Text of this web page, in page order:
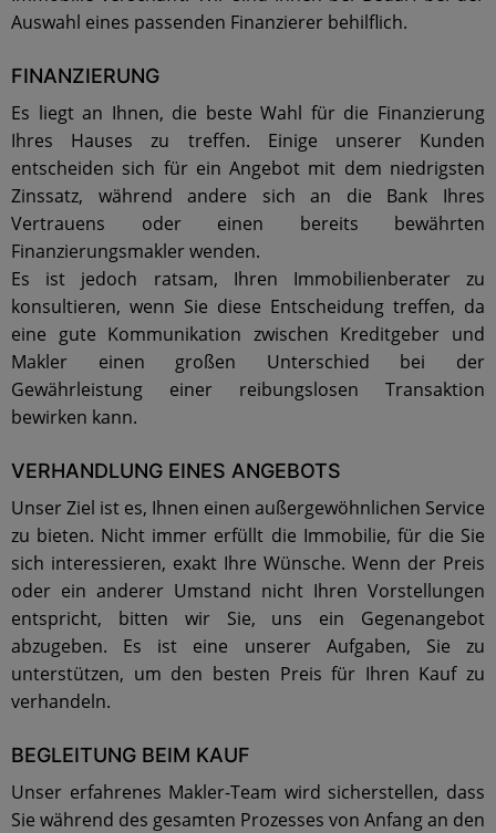
Auswahl eines passenden Finanzierer behilflich.
FINANZIERUNG
Es liegt an Ihnen, die beste Wahl für die Finanzierung
Ihres Hauses zu treffen. Einige unserer Kunden
entscheiden sich für ein Angebot mit dem niedrigsten
Zinssatz, während andere sich an die Bank Ihres
Vertrauens oder einen bereits bewährten
Finanzierungsmakler wenden.
Es ist jedoch ratsam, Ihren Immobilienberater zu
konsultieren, wenn Sie diese Entscheidung treffen, da
eine gute Kommunikation zwischen Kreditgeber und
Makler einen großen Unterschied bei der
Gewährleistung einer reibungslosen Transaktion
bewirken kann.
VERHANDLUNG EINES ANGEBOTS
Unser Ziel ist es, Ihnen einen außergewöhnlichen Service
zu bieten. Nicht immer erfüllt die Immobilie, für die Sie
sich interessieren, exakt Ihre Wünsche. Wenn der Preis
oder ein anderer Umstand nicht Ihren Vorstellungen
entspricht, bitten wir Sie, uns ein Gegenangebot
abzugeben. Es ist eine unserer Aufgaben, Sie zu
unterstützen, um den besten Preis für Ihren Kauf zu
verhandeln.
BEGLEITUNG BEIM KAUF
Unser erfahrenes Makler-Team wird sicherstellen, dass
Sie während des gesamten Prozesses von Anfang an den